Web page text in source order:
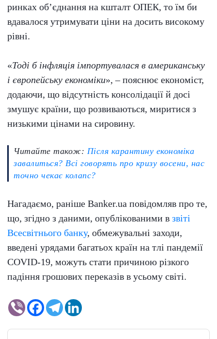
ринках об’єднання на кшталт ОПЕК, то їм би
вдавалося утримувати ціни на досить високому
рівні.
«Тоді б інфляція імпортувалася в американську
і європейську економіки», – пояснює економіст,
додаючи, що відсутність консолідації й досі
змушує країни, що розвиваються, миритися з
низькими цінами на сировину.
Читайте також: Після карантину економіка
завалиться? Всі говорять про кризу восени, нас
точно чекає колапс?
Нагадаємо, раніше Banker.ua повідомляв про те,
що, згідно з даними, опублікованими в звіті
Всесвітнього банку, обмежувальні заходи,
введені урядами багатьох країн на тлі пандемії
COVID-19, можуть стати причиною різкого
падіння грошових переказів в усьому світі.